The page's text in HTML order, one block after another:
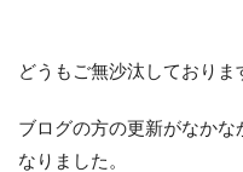
どうもご無沙汰しておりま
ブログの方の更新がなか
なりました。